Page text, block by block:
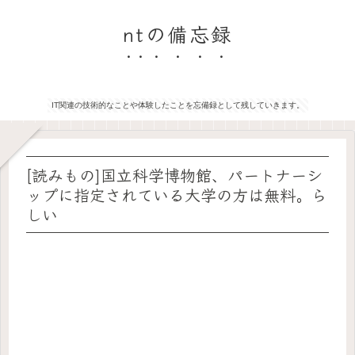
ntの備忘録
IT関連の技術的なことや体験したことを忘備録として残していきます。
[読みもの]国立科学博物館、パートナーシ
ップに指定されている大学の方は無料。ら
しい